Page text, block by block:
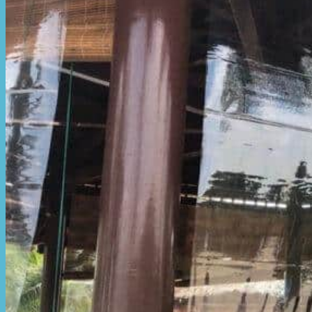
Hòa Phát Đạt
Giới thiệu Hòa Phát Đạt
Sản Phẩm
Sản Phẩm Bạt Che Ngoài Trời
Bạt che nắng mưa
Bạt kéo ngoài trời
Bạt che tự cuốn
Bạt nhựa xanh cam
Bạt sọc 3 màu
Màng chống thấm HDPE
Sản Phẩm Dù Che Ngoài Trời
Dù che nắng
Dù che quán cafe
Dù che sự kiện
Dù lệch tâm
Sản Phẩm Mái Che Di Động
Mái hiên di động
Mái xếp di động
Nhà bạt di động